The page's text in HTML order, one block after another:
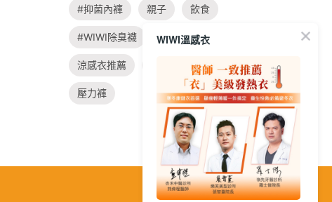
#抑菌內褲 親子 飲食
#WIWI除臭襪 旅遊 涼感衣
涼感衣推薦 #大學t穿搭
壓力褲
繁│简
WIWI溫感衣